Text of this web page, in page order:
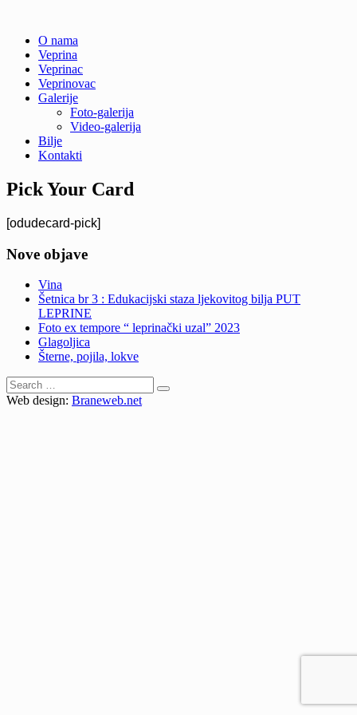
content
Veprina
Veprina(c)
O nama
Veprina
Veprinac
Veprinovac
Galerije
Foto-galerija
Video-galerija
Bilje
Kontakti
Pick Your Card
[odudecard-pick]
Nove objave
Vina
Šetnica br 3 : Edukacijski staza ljekovitog bilja PUT
LEPRINE
Foto ex tempore “ leprinački uzal” 2023
Glagoljica
Šterne, pojila, lokve
Search
for:
Web design: Braneweb.net